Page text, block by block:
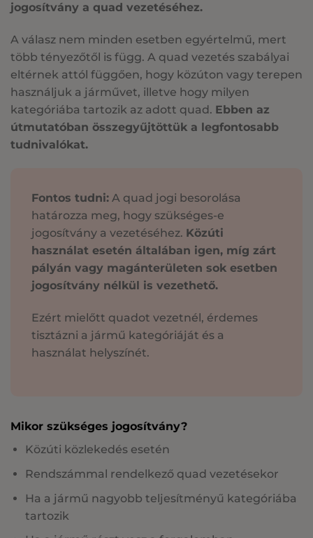
jogosítvány a quad vezetéséhez.
A válasz nem minden esetben egyértelmű, mert
több tényezőtől is függ. A quad vezetés szabályai
eltérnek attól függően, hogy közúton vagy terepen
használjuk a járművet, illetve hogy milyen
kategóriába tartozik az adott quad. Ebben az
útmutatóban összegyűjtöttük a legfontosabb
tudnivalókat.
Fontos tudni: A quad jogi besorolása
határozza meg, hogy szükséges-e
jogosítvány a vezetéséhez. Közúti
használat esetén általában igen, míg zárt
pályán vagy magánterületen sok esetben
jogosítvány nélkül is vezethető.
Ezért mielőtt quadot vezetnél, érdemes
tisztázni a jármű kategóriáját és a
használat helyszínét.
Mikor szükséges jogosítvány?
Közúti közlekedés esetén
Rendszámmal rendelkező quad vezetésekor
Ha a jármű nagyobb teljesítményű kategóriába
tartozik